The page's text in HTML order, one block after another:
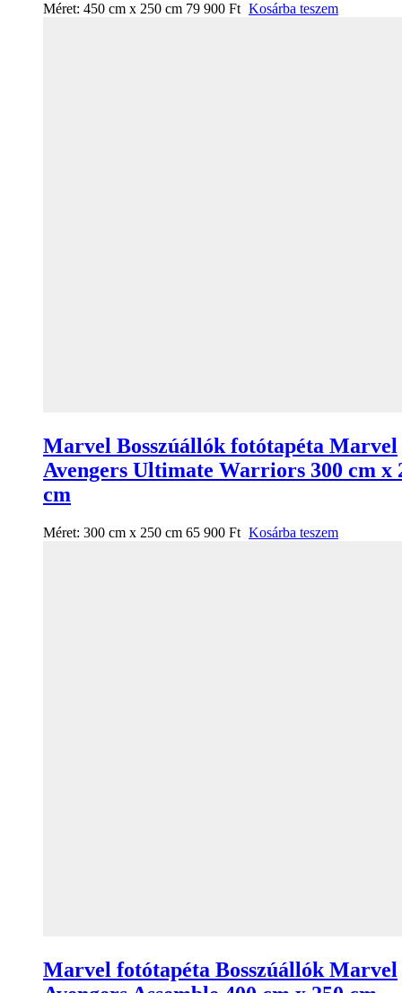
Méret: 450 cm x 250 cm 79 900 Ft Kosárba teszem
Marvel Bosszúállók fotótapéta Marvel
Avengers Ultimate Warriors 300 cm x
cm
Méret: 300 cm x 250 cm 65 900 Ft Kosárba teszem
Marvel fotótapéta Bosszúállók Marvel